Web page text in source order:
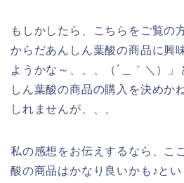
もしかしたら、こちらをご覧の
からだあんしん葉酸の商品に興
ようかな～、、、（´＿｀＼）
しん葉酸の商品の購入を決めか
しれませんが、、、
私の感想をお伝えするなら、こ
酸の商品はかなり良いかも♪と